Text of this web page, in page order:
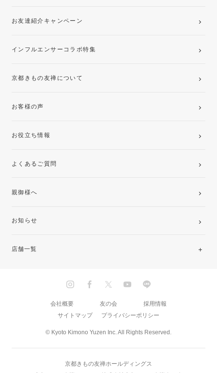
お友達紹介キャンペーン
インフルエンサーコラボ特集
京都きもの友禅について
お客様の声
お役立ち情報
よくあるご質問
親御様へ
お知らせ
店舗一覧
© Kyoto Kimono Yuzen Inc. All Rights Reserved.
会社概要 友の会
採用情報
サイトマップ
プライバシーポリシー
京都きもの友禅ホールディングス